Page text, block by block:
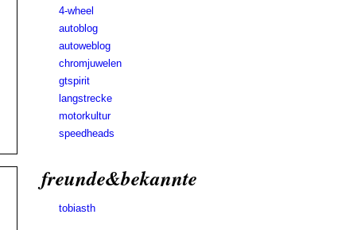
4-wheel
autoblog
autoweblog
chromjuwelen
gtspirit
langstrecke
motorkultur
speedheads
freunde&bekannte
tobiasth